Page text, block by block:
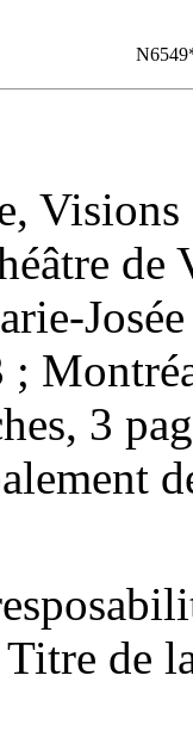
Visions
de
3
de